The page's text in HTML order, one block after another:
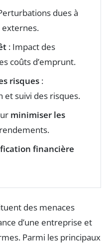
dues à
: Impact des
coûts d’emprunt.
risques :
et suivi des risques.
minimiser les
financière
des menaces
d’une entreprise et
Parmi les principaux